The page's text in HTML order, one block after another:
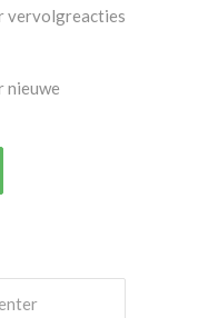
vervolgreacties
nieuwe